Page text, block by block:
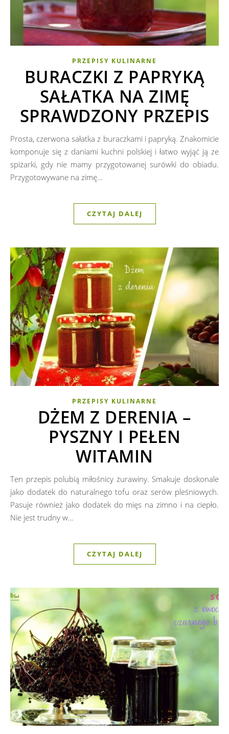
PRZEPISY KULINARNE
BURACZKI Z PAPRYKĄ
SAŁATKA NA ZIMĘ
SPRAWDZONY PRZEPIS
Prosta, czerwona sałatka z buraczkami i papryką. Znakomicie
komponuje się z daniami kuchni polskiej i łatwo wyjąć ją ze
spiżarki, gdy nie mamy przygotowanej surówki do obiadu.
Przygotowywane na zimę…
CZYTAJ DALEJ
PRZEPISY KULINARNE
DŻEM Z DERENIA –
PYSZNY I PEŁEN
WITAMIN
Ten przepis polubią miłośnicy żurawiny. Smakuje doskonale
jako dodatek do naturalnego tofu oraz serów pleśniowych.
Pasuje również jako dodatek do mięs na zimno i na ciepło.
Nie jest trudny w…
CZYTAJ DALEJ